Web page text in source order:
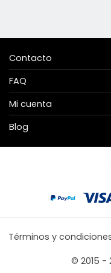
Contacto
FAQ
Mi cuenta
Blog
Términos y
© 2015 -